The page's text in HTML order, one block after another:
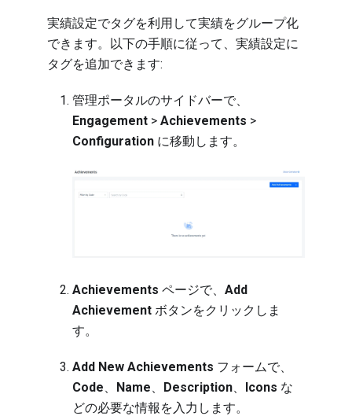
実績設定でタグを利用して実績をグループ化
できます。以下の手順に従って、実績設定に
タグを追加できます:
管理ポータルのサイドバーで、
Engagement > Achievements >
Configuration に移動します。
Achievements ページで、 Add
Achievement ボタンをクリックしま
す。
Add New Achievements フォームで、
Code
Name Description Icons な
どの必要な情報を入力します。